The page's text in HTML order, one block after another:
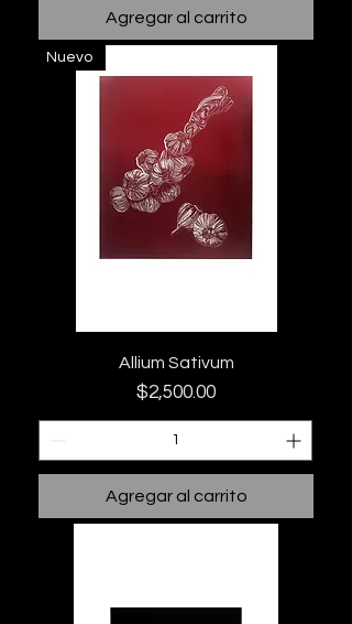
Agregar al carrito
Nuevo
Allium Sativum
Precio
$2,500.00
Agregar al carrito